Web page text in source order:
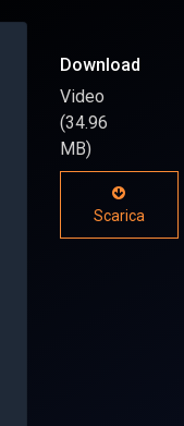
Download
Video
(34.96
MB)
Scarica